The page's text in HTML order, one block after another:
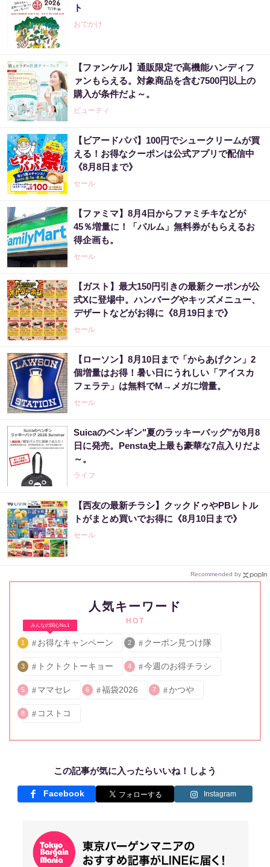
ト
おでかけ
【ファンケル】通販限定で高機能ハンディフ
ァンもらえる。対象商品を含む7500円以上の
購入が条件だよ～。
ビューティ
【ビアードパパ】100円でシュークリームが買
える！お得なクーポンは公式アプリで配信中
《8月8日まで》
セール
【ファミマ】8月4日からファミチキなどが
45％増量に！「パルム」無料券がもらえるお
得企画も。
セール
【ガスト】最大150円引きの最新クーポンが公
式Xに登場中。ハンバーグやキッズメニュー、
デザートなどがお得に《8月19日まで》
セール
【ローソン】8月10日まで「からあげクン」2
個増量はお得！暑い日にうれしい「アイスカ
フェラテ」は無料でM→メガに増量。
セール
Suicaのペンギン"夏のラッキーバッグ"が8月8
日に発売。Pensta史上最も豪華な7点入りだよ
～。
ライフ
【西友の最新チラシ】クックドゥやPBレトル
トがまとめ買いでお得に《8月10日まで》
セール
Recommended by
人気キーワード
HOT
みんなの関心No.1
1 お得なキャンペーン 2 クーポン見つけ隊
3 トクトクトーキョー 4 今週のお得チラシ
5 ママセレ 6 福袋2026 7 かつや
8 コストコ
この記事が気に入ったらいいね！しよう
Facebook Instagram